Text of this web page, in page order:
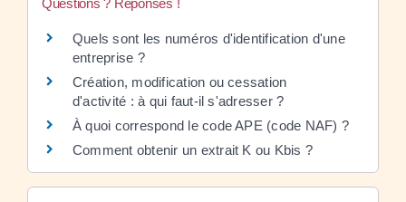
Questions ? Réponses !
Quels sont les numéros d'identification d'une
entreprise ?
Création, modification ou cessation
d'activité : à qui faut-il s'adresser ?
À quoi correspond le code APE (code NAF) ?
Comment obtenir un extrait K ou Kbis ?